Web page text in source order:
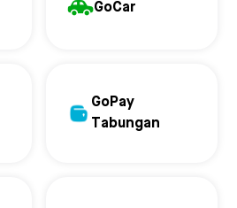
GoCar
GoPay
Tabungan